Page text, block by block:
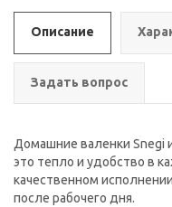
Описание
Задать вопрос
Домашние валенки Snegi
это тепло и удобство в
качественном
после рабочего дня.